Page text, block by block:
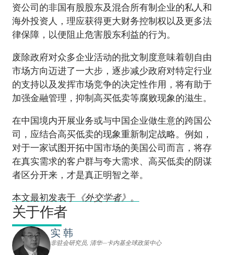
资公司的非国有股股东及混合所有制企业的私人和
海外投资人，理应获得更大财务控制权以及更多法
律保障，以便阻止危害股东利益的行为。
废除政府对众多企业活动的批文制度意味着朝自由
市场方向迈进了一大步，逐步减少政府对特定行业
的支持以及发挥市场竞争的决定性作用，将有助于
加强金融管理，抑制高买低卖等腐败现象的滋生。
在中国境内开展业务或与中国企业做生意的跨国公
司，应结合高买低卖的现象重新制定战略。例如，
对于一家试图开拓中国市场的美国公司而言，将存
在真实需求的客户群与夸大需求、高买低卖的阴谋
者区分开来，才是真正明智之举。
本文最初发表于 《外交学者》 。
关于作者
实 韩
非驻会研究员, 清华—卡内基全球政策中心